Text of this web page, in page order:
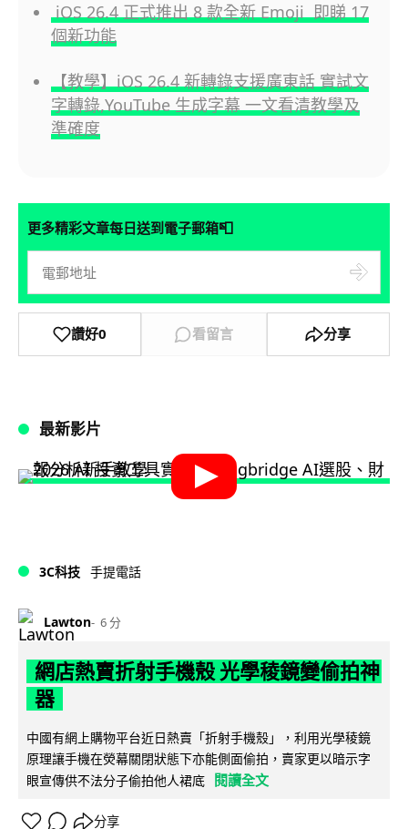
iOS 26.4 正式推出 8 款全新 Emoji 即睇 17
個新功能
【教學】iOS 26.4 新轉錄支援廣東話 實試文
字轉錄,YouTube 生成字幕 一文看清教學及
準確度
更多精彩文章每日送到電子郵箱📮
讚好0 看留言 分享
最新影片
3C科技 手提電話
Lawton 6 分
網店熱賣折射手機殼 光學稜鏡變偷拍神
器
中國有網上購物平台近日熱賣「折射手機殼」，利用光學稜鏡
原理讓手機在熒幕關閉狀態下亦能側面偷拍，賣家更以暗示字
眼宣傳供不法分子偷拍他人裙底
閱讀全文
分享